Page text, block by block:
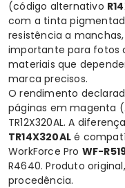
(código alternativo
com a tinta
resistência a
importante para fotos
materiais que
marca precisos.
O rendimento
páginas em magenta
TR12X320AL. A
TR14X320AL é
WorkForce Pro WF-
R4640. Produto
procedência.